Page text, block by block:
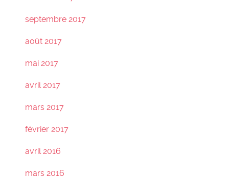
septembre 2017
août 2017
mai 2017
avril 2017
mars 2017
février 2017
avril 2016
mars 2016